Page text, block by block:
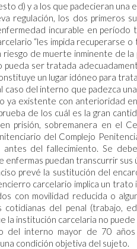
d) y a los que padecieran
regulación, los dos primeros
incurable en
“les impida recuperarse
riesgo de muerte inminente de
pueda ser tratada
un lugar idóneo para
caso del interno que padezca
ya existente con anterioridad
de los cuál es la gran
prisión, sobremanera en el
del Complejo
antes del fallecimiento. Se
enfermas puedan transcurrir sus
prevé la sustitución del
carcelario implica un trato
con movilidad reducida o
cotidianas del penal (trabajo,
la institución carcelaria no puede
del interno mayor de 70
condición objetiva del sujeto.